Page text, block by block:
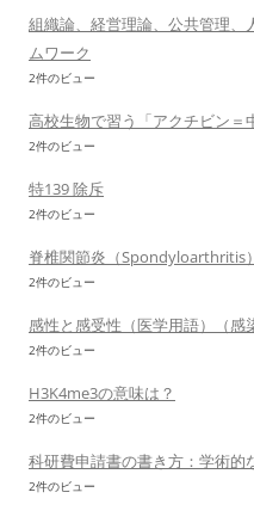
組織論、経営理論、公共管理、
ムワーク
2件のビュー
高校生物で習う「アクチビン＝
2件のビュー
特139 除斥
2件のビュー
脊椎関節炎（Spondyloarthritis
2件のビュー
感性と感受性（医学用語）（感
2件のビュー
H3K4me3の意味は？
2件のビュー
科研費申請書の書き方：学術的
2件のビュー